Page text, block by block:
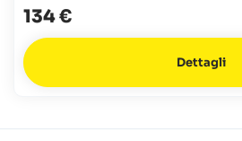
134 €
Dettagli